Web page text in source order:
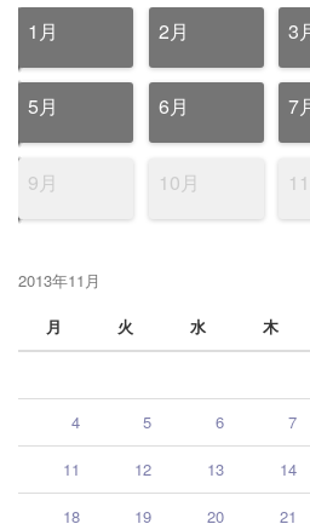
1月 2月 3
5月 6月 7
9月 10月
2013年11月
月
火 水 木
4 5 6 7
11 12 13 14
18 19 20 21